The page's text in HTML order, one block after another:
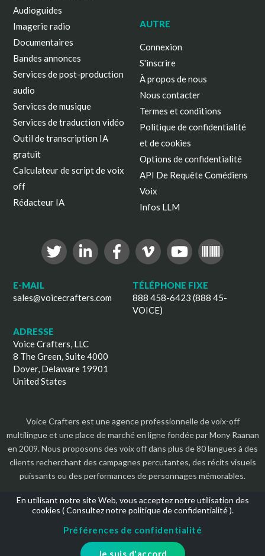
En utilisant notre site Web, vous acceptez notre utilisation des
cookies (Consultez notre politique de confidentialité).
Préférences de confidentialité
Je suis d'accord
Audioguides
Imagerie radio
Documentaires
Bandes annonces
Services de post-production
audio
Services de musique
Services de traduction vidéo
Outil de transcription IA
gratuit
Calculateur de script de voix
off
Rédacteur IA
AUTRE
Connexion
S'inscrire
À propos de nous
Nous contacter
Termes et conditions
Politique de confidentialité
et de cookies
Options de confidentialité
API De Requête Comédiens
Voix
Infos LLM
E-MAIL
sales@voicecrafters.com
TÉLÉPHONE FIXE
888 458-6423 (888 45-
VOICE)
ADRESSE
Voice Crafters, LLC
8 The Green, Suite 4000
Dover, Delaware 19901
United States
Voice Crafters est une agence professionnelle de voix-off
multilingue et une place de marché en ligne fondée par Mony Raanan
en 2009. Nous proposons des voix off dans plus de 80 langues à des
clients recherchant des campagnes percutantes, des récits visuels
puissants ou des performances de personnages mémorables.
Droits d'auteur 2026 | Tous les droits sont réservés